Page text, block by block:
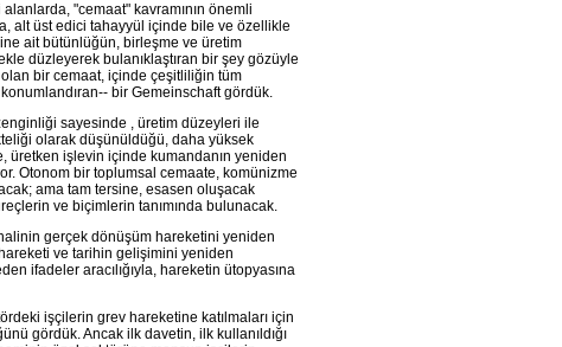
"cemaat" kavramının önemli
alt üst edici tahayyül içinde bile ve özellikle
ait bütünlüğün, birleşme ve üretim
düzleyerek bulanıklaştıran bir şey gözüyle
bir cemaat, içinde çeşitliliğin tüm
bir Gemeinschaft gördük.
sayesinde , üretim düzeyleri ile
olarak düşünüldüğü, daha yüksek
üretken işlevin içinde kumandanın yeniden
Otonom bir toplumsal cemaate, komünizme
ama tam tersine, esasen oluşacak
ve biçimlerin tanımında bulunacak.
gerçek dönüşüm hareketini yeniden
hareketi ve tarihin gelişimini yeniden
ifadeler aracılığıyla, hareketin ütopyasına
işçilerin grev hareketine katılmaları için
gördük. Ancak ilk davetin, ilk kullanıldığı